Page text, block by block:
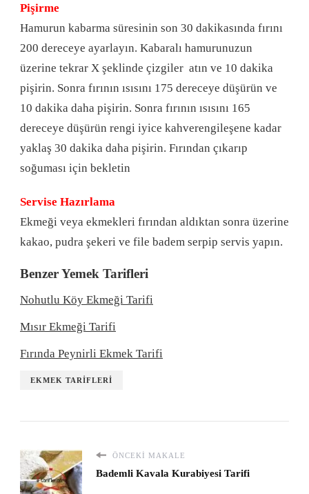
Pişirme
Hamurun kabarma süresinin son 30 dakikasında fırını
200 dereceye ayarlayın. Kabaralı hamurunuzun
üzerine tekrar X şeklinde çizgiler atın ve 10 dakika
pişirin. Sonra fırının ısısını 175 dereceye düşürün ve
10 dakika daha pişirin. Sonra fırının ısısını 165
dereceye düşürün rengi iyice kahverengileşene kadar
yaklaş 30 dakika daha pişirin. Fırından çıkarıp
soğuması için bekletin
Servise Hazırlama
Ekmeği veya ekmekleri fırından aldıktan sonra üzerine
kakao, pudra şekeri ve file badem serpip servis yapın.
Benzer Yemek Tarifleri
Nohutlu Köy Ekmeği Tarifi
Mısır Ekmeği Tarifi
Fırında Peynirli Ekmek Tarifi
EKMEK TARIFLERI
ÖNCEKI MAKALE
Bademli Kavala Kurabiyesi Tarifi